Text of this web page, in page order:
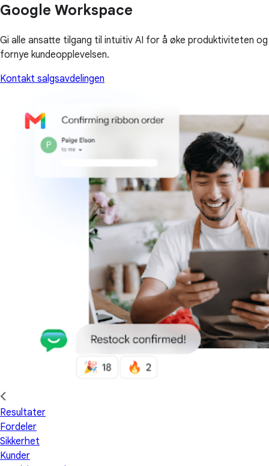
Google Workspace
Gi alle ansatte tilgang til intuitiv AI for å øke produktiviteten og
fornye kundeopplevelsen.
Kontakt salgsavdelingen
Resultater
Fordeler
Sikkerhet
Kunder